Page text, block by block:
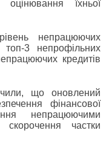
їхньої
непрацюючих
3 непрофільних
кредитів
що оновлений
фінансової
непрацюючими
частки